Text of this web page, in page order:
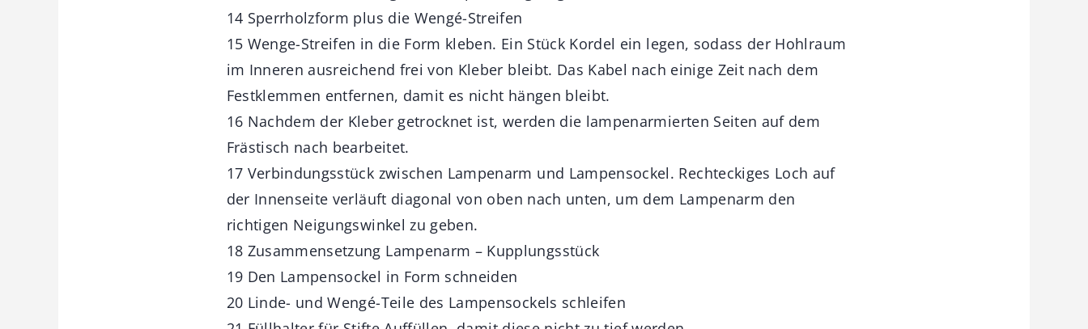
14 Sperrholzform plus die Wengé-Streifen
15 Wenge-Streifen in die Form kleben. Ein Stück Kordel ein legen, sodass der Hohlraum
im Inneren ausreichend frei von Kleber bleibt. Das Kabel nach einige Zeit nach dem
Festklemmen entfernen, damit es nicht hängen bleibt.
16 Nachdem der Kleber getrocknet ist, werden die lampenarmierten Seiten auf dem
Frästisch nach bearbeitet.
17 Verbindungsstück zwischen Lampenarm und Lampensockel. Rechteckiges Loch auf
der Innenseite verläuft diagonal von oben nach unten, um dem Lampenarm den
richtigen Neigungswinkel zu geben.
18 Zusammensetzung Lampenarm – Kupplungsstück
19 Den Lampensockel in Form schneiden
20 Linde- und Wengé-Teile des Lampensockels schleifen